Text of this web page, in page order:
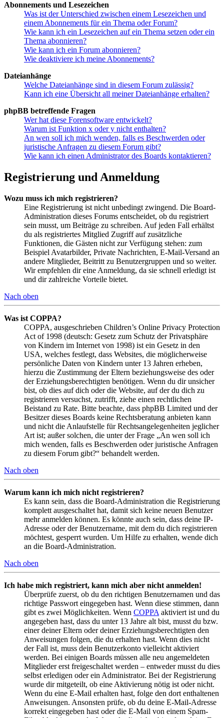
Abonnements und Lesezeichen
Was ist der Unterschied zwischen einem Lesezeichen und
einem Abonnements für ein Thema oder Forum?
Wie kann ich ein Lesezeichen auf ein Thema setzen oder ein
Thema abonnieren?
Wie kann ich ein Forum abonnieren?
Wie deaktiviere ich meine Abonnements?
Dateianhänge
Welche Dateianhänge sind in diesem Forum zulässig?
Kann ich eine Übersicht all meiner Dateianhänge erhalten?
phpBB betreffende Fragen
Wer hat diese Forensoftware entwickelt?
Warum ist Funktion x oder y nicht enthalten?
An wen soll ich mich wenden, falls es Beschwerden oder
juristische Anfragen zu diesem Forum gibt?
Wie kann ich einen Administrator des Boards kontaktieren?
Registrierung und Anmeldung
Wozu muss ich mich registrieren?
Eine Registrierung ist nicht unbedingt zwingend. Die Board-
Administration dieses Forums entscheidet, ob du registriert
sein musst, um Beiträge zu schreiben. Auf jeden Fall erhältst
du als registriertes Mitglied Zugriff auf zusätzliche
Funktionen, die Gästen nicht zur Verfügung stehen: zum
Beispiel Avatarbilder, Private Nachrichten, E-Mail-Versand an
andere Mitglieder, Beitritt zu Benutzergruppen und so weiter.
Wir empfehlen dir eine Anmeldung, da sie schnell erledigt ist
und dir zahlreiche Vorteile bietet.
Nach oben
Was ist COPPA?
COPPA, ausgeschrieben Children’s Online Privacy Protection
Act of 1998 (deutsch: Gesetz zum Schutz der Privatsphäre
von Kindern im Internet von 1998) ist ein Gesetz in den
USA, welches festlegt, dass Websites, die möglicherweise
persönliche Daten von Kindern unter 13 Jahren erheben,
hierzu die Zustimmung der Eltern beziehungsweise des oder
der Erziehungsberechtigten benötigen. Wenn du dir unsicher
bist, ob dies auf dich oder die Website, auf der du dich zu
registrieren versuchst, zutrifft, ziehe einen rechtlichen
Beistand zu Rate. Bitte beachte, dass phpBB Limited und der
Besitzer dieses Boards keine Rechtsberatung anbieten kann
und nicht die Anlaufstelle für Rechtsangelegenheiten jeglicher
Art ist; außer solchen, die unter der Frage „An wen soll ich
mich wenden, falls es Beschwerden oder juristische Anfragen
zu diesem Forum gibt?“ behandelt werden.
Nach oben
Warum kann ich mich nicht registrieren?
Es kann sein, dass die Board-Administration die Registrierung
komplett ausgeschaltet hat, damit sich keine neuen Benutzer
mehr anmelden können. Es könnte auch sein, dass deine IP-
Adresse oder der Benutzername, mit dem du dich registrieren
möchtest, gesperrt wurden. Um Hilfe zu erhalten, wende dich
an die Board-Administration.
Nach oben
Ich habe mich registriert, kann mich aber nicht anmelden!
Überprüfe zuerst, ob du den richtigen Benutzernamen und das
richtige Passwort eingegeben hast. Wenn diese stimmen, dann
gibt es zwei Möglichkeiten. Wenn COPPA aktiviert ist und du
angegeben hast, dass du unter 13 Jahre alt bist, musst du bzw.
einer deiner Eltern oder deiner Erziehungsberechtigten den
Anweisungen folgen, die du erhalten hast. Wenn dies nicht
der Fall ist, muss dein Benutzerkonto vielleicht aktiviert
werden. Bei einigen Boards müssen alle neu angemeldeten
Mitglieder erst freigeschaltet werden – entweder musst du dies
selbst erledigen oder ein Administrator. Bei der Registrierung
wurde dir mitgeteilt, ob eine Aktivierung nötig ist oder nicht.
Wenn du eine E-Mail erhalten hast, folge den dort enthaltenen
Anweisungen. Ansonsten prüfe, ob du deine E-Mail-Adresse
korrekt eingegeben hast oder die E-Mail von einem Spam-